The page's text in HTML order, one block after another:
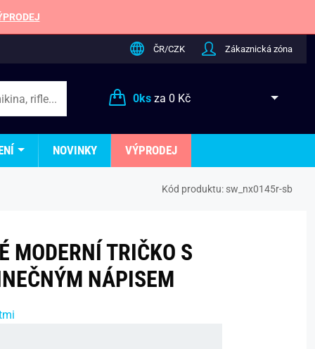
ČR/CZK Zákaznická zóna
0ksza 0 Kč
NOVINKY VÝPRODEJ
Kód produktu: sw_nx0145r-sb
MODERNÍ TRIČKO S
NÁPISEM